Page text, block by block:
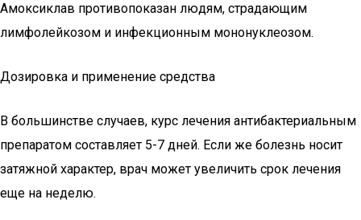
Амоксиклав противопоказан людям, страдающим
лимфолейкозом и инфекционным мононуклеозом.
Дозировка и применение средства
В большинстве случаев, курс лечения антибактериальным
препаратом составляет 5-7 дней. Если же болезнь носит
затяжной характер, врач может увеличить срок лечения
еще на неделю.